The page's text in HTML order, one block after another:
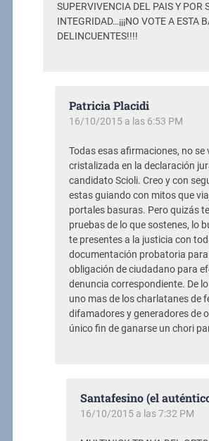
SUPERVIVENCIA DEL PAIS Y POR
INTEGRIDAD…¡¡¡NO VOTE A ESTA
DELINCUENTES!!!!
Patricia Placidi
16/10/2015 a las 6:53 PM
Todas esas afirmaciones, no se
cristalizada en la declaración
candidato Scioli. Creo y con
estas guiando con mitos que
portales basuras. Pero quizás
pruebas de lo que sostenes, lo
te presentes a la justicia con
documentación probatoria
obligación de ciudadano para
denuncia correspondiente. De
uno mas de los charlatanes de
difamadores y generadores de
único fin de ganarse un chori
Santafesino (el
16/10/2015 a las 7:32 PM